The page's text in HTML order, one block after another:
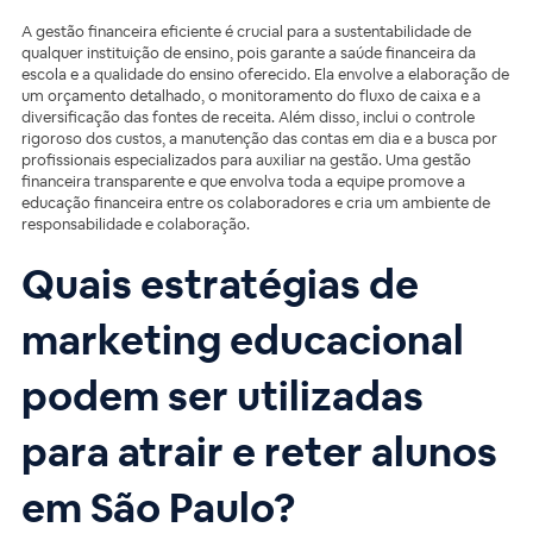
A gestão financeira eficiente é crucial para a sustentabilidade de
qualquer instituição de ensino, pois garante a saúde financeira da
escola e a qualidade do ensino oferecido. Ela envolve a elaboração de
um orçamento detalhado, o monitoramento do fluxo de caixa e a
diversificação das fontes de receita. Além disso, inclui o controle
rigoroso dos custos, a manutenção das contas em dia e a busca por
profissionais especializados para auxiliar na gestão. Uma gestão
financeira transparente e que envolva toda a equipe promove a
educação financeira entre os colaboradores e cria um ambiente de
responsabilidade e colaboração.
Quais estratégias de
marketing educacional
podem ser utilizadas
para atrair e reter alunos
em São Paulo?